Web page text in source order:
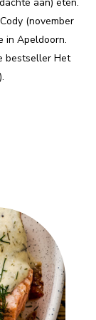
(november
in Apeldoorn.
bestseller Het